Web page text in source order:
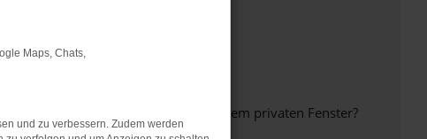
einem anderen Browser oder in einem privaten Fenster?
Maps, Chats,
und zu verbessern. Zudem werden